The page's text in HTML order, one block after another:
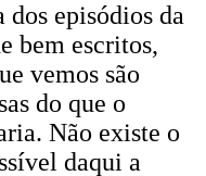
episódios da
bem escritos,
vemos são
do que o
Não existe o
daqui a